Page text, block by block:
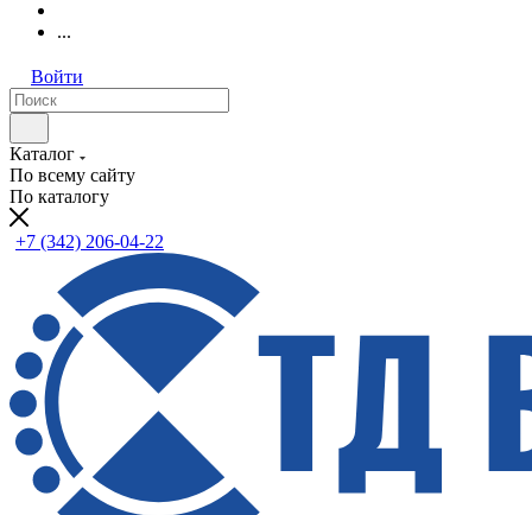
...
Войти
Каталог
По всему сайту
По каталогу
+7 (342) 206-04-22